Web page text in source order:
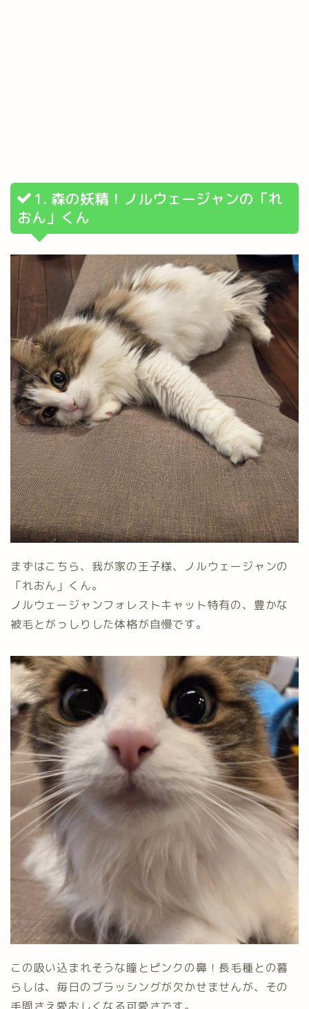
1. 森の妖精！ノルウェージャンの「れ
おん」くん
まずはこちら、我が家の王子様、ノルウェージャンの
「れおん」くん。
ノルウェージャンフォレストキャット特有の、豊かな
被毛とがっしりした体格が自慢です。
この吸い込まれそうな瞳とピンクの鼻！長毛種との暮
らしは、毎日のブラッシングが欠かせませんが、その